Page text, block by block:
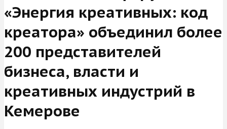
«Энергия креативных: код
креатора» объединил более
200 представителей
бизнеса, власти и
креативных индустрий в
Кемерове